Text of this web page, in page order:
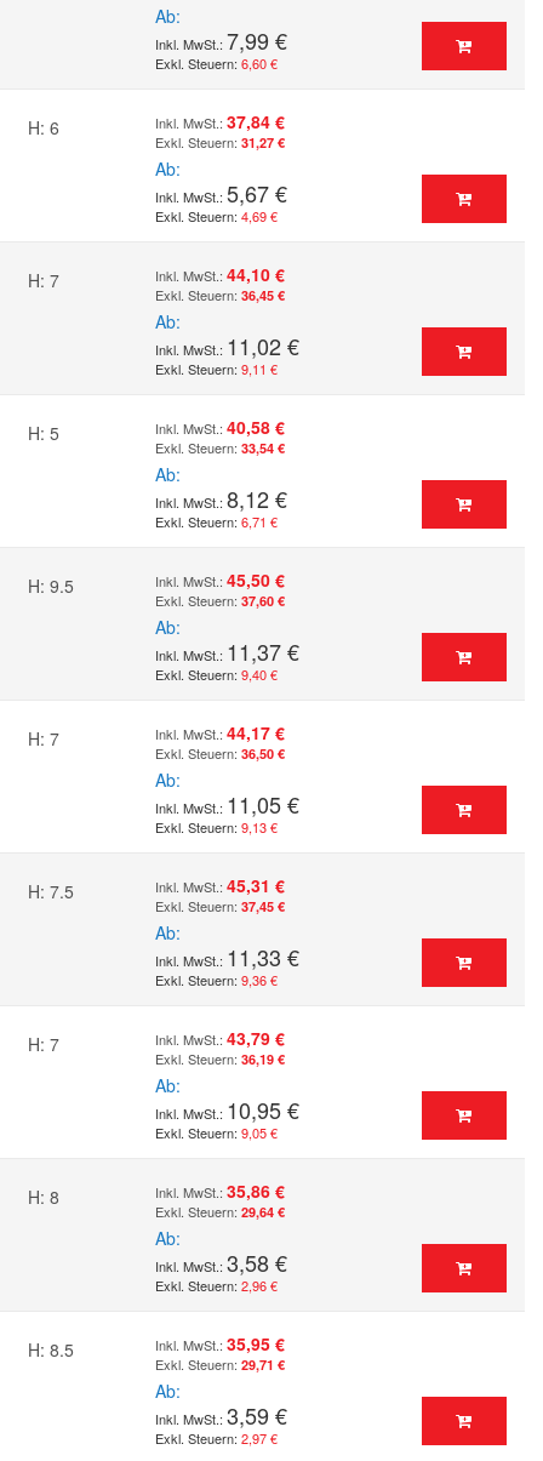
Ab
7,99 €
6,60 €
H: 6 37,84 €
31,27 €
Ab
5,67 €
4,69 €
H: 7 44,10 €
36,45 €
Ab
11,02 €
9,11 €
H: 5 40,58 €
33,54 €
Ab
8,12 €
6,71 €
H: 9.5 45,50 €
37,60 €
Ab
11,37 €
9,40 €
H: 7 44,17 €
36,50 €
Ab
11,05 €
9,13 €
H: 7.5 45,31 €
37,45 €
Ab
11,33 €
9,36 €
H: 7 43,79 €
36,19 €
Ab
10,95 €
9,05 €
H: 8 35,86 €
29,64 €
Ab
3,58 €
2,96 €
H: 8.5 35,95 €
29,71 €
Ab
3,59 €
2,97 €